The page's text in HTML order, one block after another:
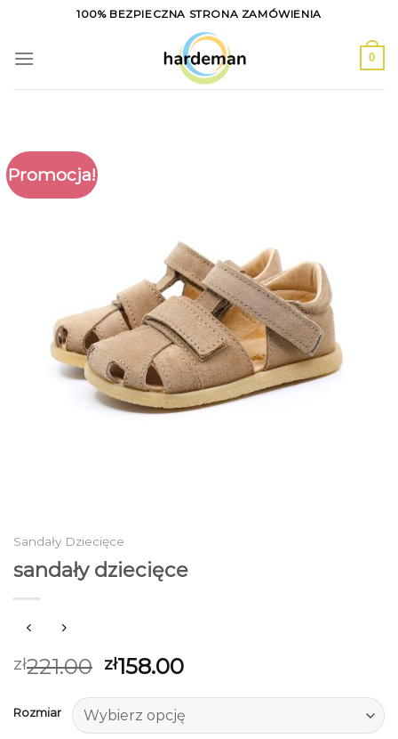
content
100% BEZPIECZNA STRONA ZAMÓWIENIA
0
Promocja!
Sandały Dziecięce
sandały dziecięce
zł221.00 zł158.00
Rozmiar